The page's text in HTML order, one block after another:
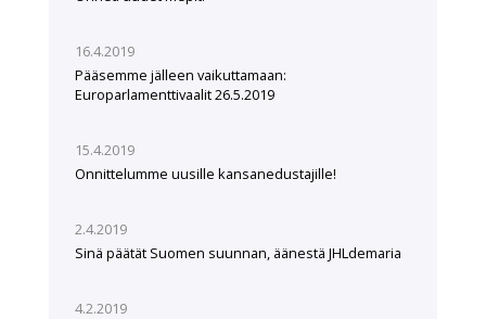
16.4.2019
Pääsemme jälleen vaikuttamaan:
Europarlamenttivaalit 26.5.2019
15.4.2019
Onnittelumme uusille kansanedustajille!
2.4.2019
Sinä päätät Suomen suunnan, äänestä JHLdemaria
4.2.2019